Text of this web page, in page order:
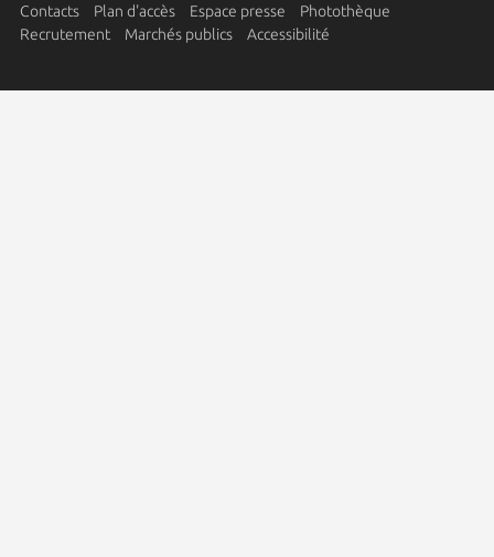
Contacts Plan d'accès Espace presse
Photothèque
Recrutement
Marchés publics Accessibilité